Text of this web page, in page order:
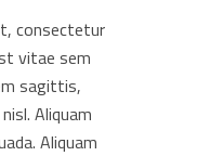
consectetur
vitae sem
sagittis,
Aliquam
Aliquam